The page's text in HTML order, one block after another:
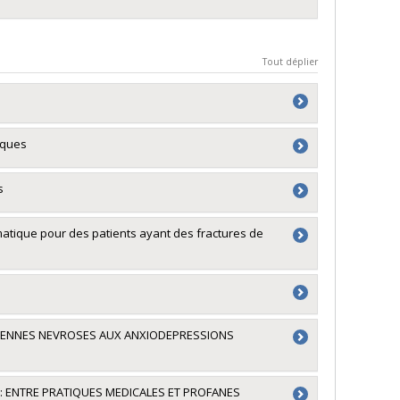
Tout déplier
(financement partagé entre les fonds de
d'exploration
pour des patients ayant des fractures de
NEVROSES AUX ANXIODEPRESSIONS
PRATIQUES MEDICALES ET PROFANES